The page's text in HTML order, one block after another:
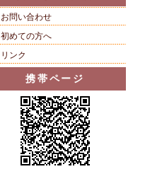
お問い合わせ
初めての方へ
リンク
携帯ページ